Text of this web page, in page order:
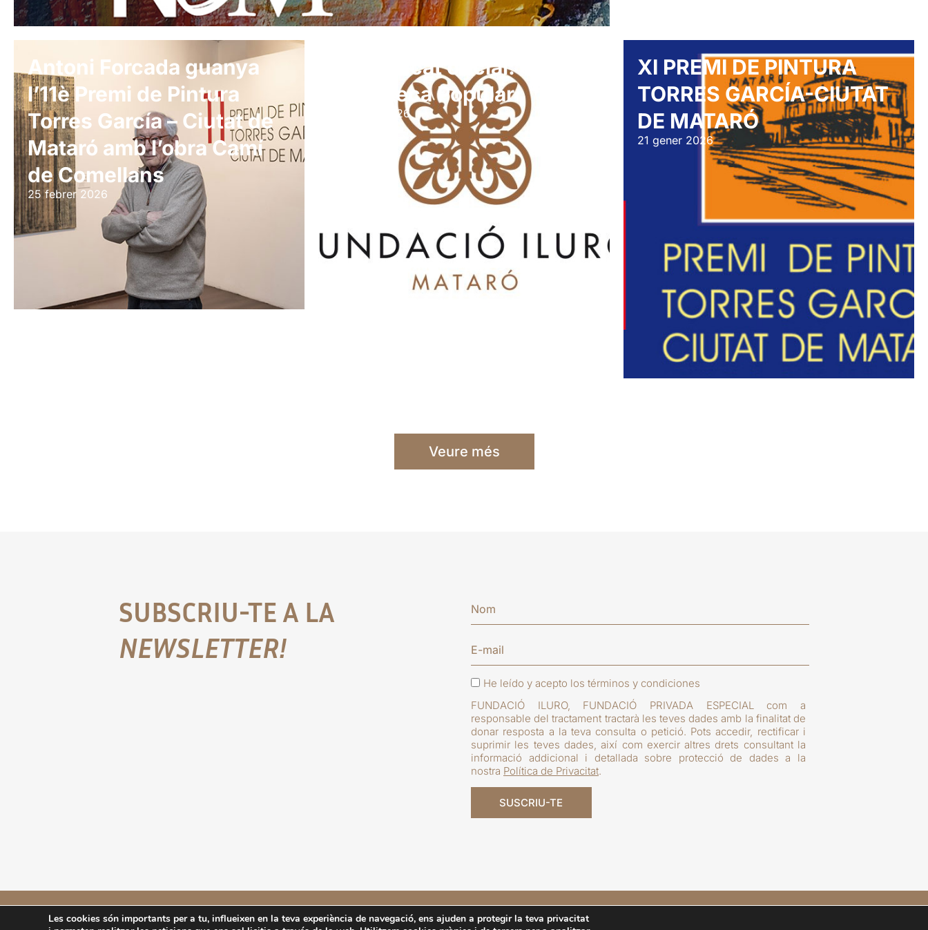
Antoni Forcada guanya
l’11è Premi de Pintura
Torres García – Ciutat de
Mataró amb l’obra Camí
de Comellans
25 febrer 2026
Comunicat oficial:
Biblioteca Popular
29 gener 2026
XI PREMI DE PINTURA
TORRES GARCÍA-CIUTAT
DE MATARÓ
21 gener 2026
Veure més
SUBSCRIU-TE A LA
NEWSLETTER!
He leído y acepto los términos y condiciones
FUNDACIÓ ILURO, FUNDACIÓ PRIVADA ESPECIAL com a
responsable del tractament tractarà les teves dades amb la finalitat de
donar resposta a la teva consulta o petició. Pots accedir, rectificar i
suprimir les teves dades, així com exercir altres drets consultant la
informació addicional i detallada sobre protecció de dades a la
nostra Política de Privacitat.
Fundació Iluro La Riera 96, 2n 08301 Mataró (Barcelona) tel. 93 790 84 74 tac.orulioicadnuf
@oicadnuf
Les cookies són importants per a tu, influeixen en la teva experiència de navegació, ens ajuden a protegir la teva privacitat